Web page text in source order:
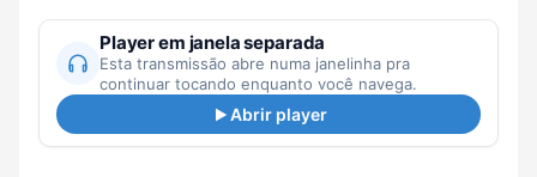
Player em janela separada
Esta transmissão abre numa janelinha pra
continuar tocando enquanto você navega.
Abrir player